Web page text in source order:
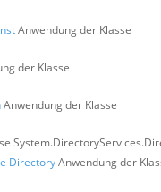
Anwendung der Klasse
der Klasse
Anwendung der Klasse
DirectoryAnwendung der